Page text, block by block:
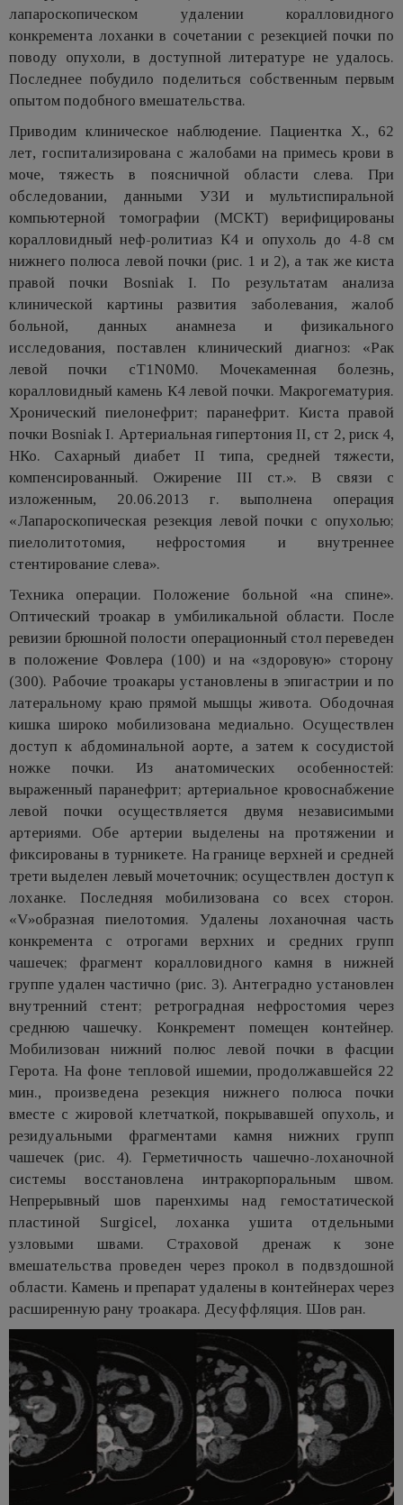
лапароскопическом удалении коралловидного
конкремента лоханки в сочетании с резекцией почки по
поводу опухоли, в доступной литературе не удалось.
Последнее побудило поделиться собственным первым
опытом подобного вмешательства.
Приводим клиническое наблюдение. Пациентка Х., 62
лет, госпитализирована с жалобами на примесь крови в
моче, тяжесть в поясничной области слева. При
обследовании, данными УЗИ и мультиспиральной
компьютерной томографии (МСКТ) верифицированы
коралловидный неф-ролитиаз К4 и опухоль до 4-8 см
нижнего полюса левой почки (рис. 1 и 2), а так же киста
правой почки Bosniak I. По результатам анализа
клинической картины развития заболевания, жалоб
больной, данных анамнеза и физикального
исследования, поставлен клинический диагноз: «Рак
левой почки сT1N0M0. Мочекаменная болезнь,
коралловидный камень К4 левой почки. Макрогематурия.
Хронический пиелонефрит; паранефрит. Киста правой
почки Bosniak I. Артериальная гипертония II, ст 2, риск 4,
НКо. Сахарный диабет II типа, средней тяжести,
компенсированный. Ожирение III ст.». В связи с
изложенным, 20.06.2013 г. выполнена операция
«Лапароскопическая резекция левой почки с опухолью;
пиелолитотомия, нефростомия и внутреннее
стентирование слева».
Техника операции. Положение больной «на спине».
Оптический троакар в умбиликальной области. После
ревизии брюшной полости операционный стол переведен
в положение Фовлера (100) и на «здоровую» сторону
(300). Рабочие троакары установлены в эпигастрии и по
латеральному краю прямой мышцы живота. Ободочная
кишка широко мобилизована медиально. Осуществлен
доступ к абдоминальной аорте, а затем к сосудистой
ножке почки. Из анатомических особенностей:
выраженный паранефрит; артериальное кровоснабжение
левой почки осуществляется двумя независимыми
артериями. Обе артерии выделены на протяжении и
фиксированы в турникете. На границе верхней и средней
трети выделен левый мочеточник; осуществлен доступ к
лоханке. Последняя мобилизована со всех сторон.
«V»образная пиелотомия. Удалены лоханочная часть
конкремента с отрогами верхних и средних групп
чашечек; фрагмент коралловидного камня в нижней
группе удален частично (рис. 3). Антеградно установлен
внутренний стент; ретроградная нефростомия через
среднюю чашечку. Конкремент помещен контейнер.
Мобилизован нижний полюс левой почки в фасции
Герота. На фоне тепловой ишемии, продолжавшейся 22
мин., произведена резекция нижнего полюса почки
вместе с жировой клетчаткой, покрывавшей опухоль, и
резидуальными фрагментами камня нижних групп
чашечек (рис. 4). Герметичность чашечно-лоханочной
системы восстановлена интракорпоральным швом.
Непрерывный шов паренхимы над гемостатической
пластиной Surgicel, лоханка ушита отдельными
узловыми швами. Страховой дренаж к зоне
вмешательства проведен через прокол в подвздошной
области. Камень и препарат удалены в контейнерах через
расширенную рану троакара. Десуффляция. Шов ран.